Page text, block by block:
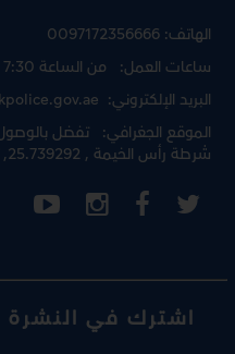
الهاتف:0097172356666
ساعات العمل: من الساعة 7:30 صباحا إلى الساعة 3:30 بعد الظهر
البريد الإلكتروني:rakpolice@rakpolice.gov.ae
الموقع الجغرافي: تفضل بالوصول
شرطة رأس الخيمة, 25.739292, 55.895047
اشترك في النشرة